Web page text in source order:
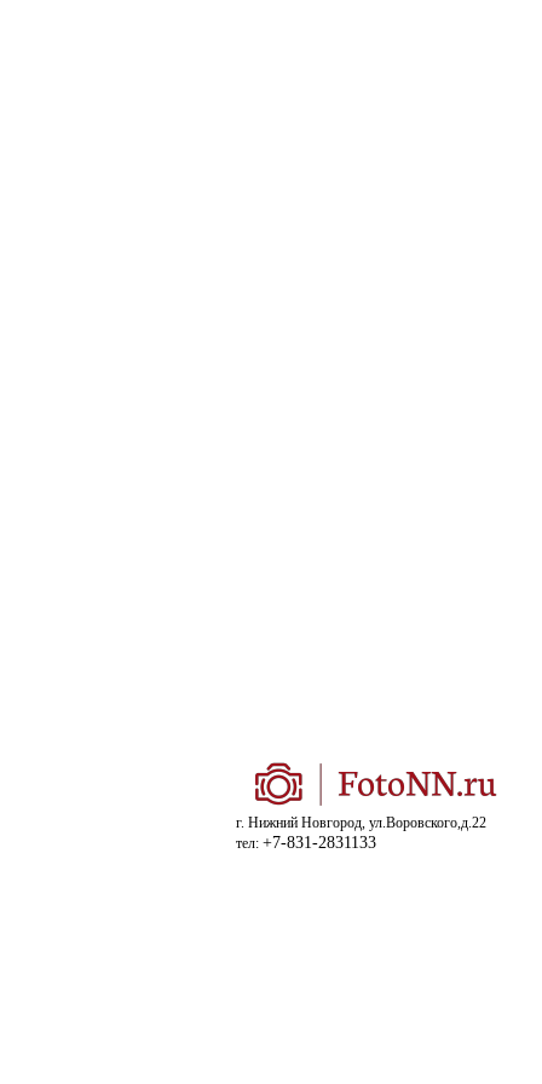
г. Нижний Новгород, ул.Воровского,д.22
тел: +7-831-2831133